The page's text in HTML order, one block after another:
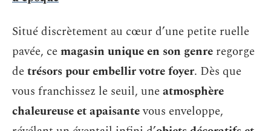
Situé discrètement au cœur d’une petite ruelle
pavée, cemagasin unique en son genre regorge
detrésors pour embellir votre foyer. Dès que
vous franchissez le seuil, uneatmosphère
chaleureuse et apaisantevous enveloppe,